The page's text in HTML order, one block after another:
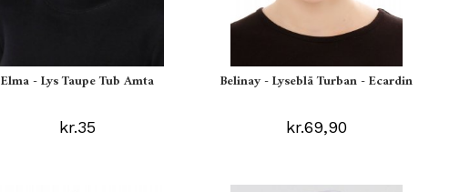
Elma - Lys Taupe Tub Amta
kr.35
Belinay - Lyseblå Turban - Ecardin
kr.69,90